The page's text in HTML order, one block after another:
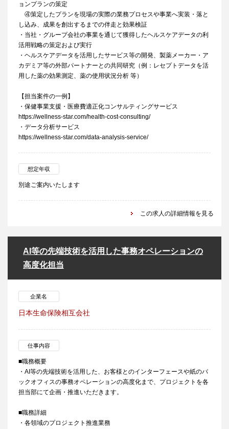
ョンプランの策定
④策定したプランを現場の実際の業務プロセスや事業へ実装・落と
し込み、成果を創出するまでの伴走と効果検証
・当社・グループ会社の事業を通じて獲得したヘルスケアデータの利
活用戦略の策定および実行
・ヘルスケアデータを活用したサービス等の開発、製薬メーカー・ア
カデミア等の外部パートナーとの共同研究（例：レセプトデータを活
用した薬の効果測定、薬の使用状況分析 等）
【担当案件の一例】
・保健事業支援・医療費適正化コンサルティングサービス
https://wellness-star.com/health-cost-consulting/
・データ分析サービス
https://wellness-star.com/data-analysis-service/
想定年収
別途ご案内いたします
この求人の詳細情報を見る
AI等の先端技術を活用した事務オペレーションの
高度化担当
企業名
日本生命保険相互会社
仕事内容
■職務概要
・AI等の先端技術を活用した、お客様とのインターフェースや紙のバ
ックオフィスの事務オペレーションの高度化まで、プロジェクトを各
担当部にて企画・推進いただきます。
■職務詳細
・各領域のプロジェクト推進業務